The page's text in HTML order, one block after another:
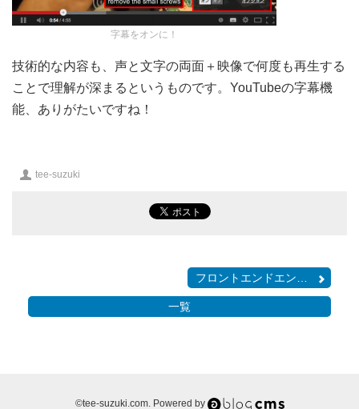
字幕をオンに！
技術的な内容も、声と文字の両面＋映像で何度も再生する
ことで理解が深まるというものです。YouTubeの字幕機
能、ありがたいですね！
tee-suzuki
一覧
©tee-suzuki.com. Powered by a-